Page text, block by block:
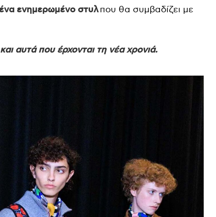
ενημερωμένο στυλπου θα συμβαδίζει με
αυτά που έρχονται τη νέα χρονιά.